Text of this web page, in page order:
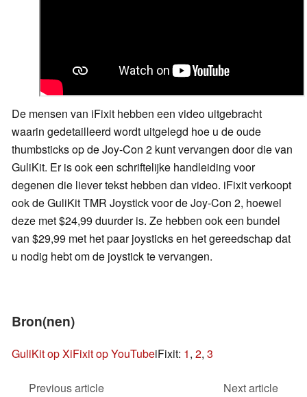
De mensen van iFixit hebben een video uitgebracht
waarin gedetailleerd wordt uitgelegd hoe u de oude
thumbsticks op de Joy-Con 2 kunt vervangen door die van
GuliKit. Er is ook een schriftelijke handleiding voor
degenen die liever tekst hebben dan video. iFixit verkoopt
ook de GuliKit TMR Joystick voor de Joy-Con 2, hoewel
deze met $24,99 duurder is. Ze hebben ook een bundel
van $29,99 met het paar joysticks en het gereedschap dat
u nodig hebt om de joystick te vervangen.
Bron(nen)
GuliKit op XiFixit op YouTubeiFixit: 1, 2, 3
Previous article
Next article